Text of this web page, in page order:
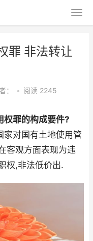
罪 非法转让
： • 阅读 2245
权罪的构成要件?
家对国有土地使用管
客观方面表现为违
权,非法低价出.